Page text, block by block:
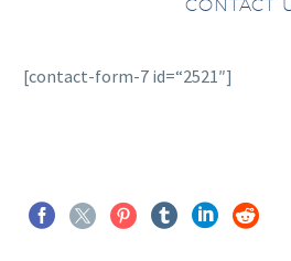
CONTACT
[contact-form-7 id=“2521″]